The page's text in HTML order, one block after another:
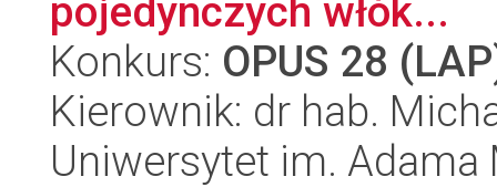
pojedynczych włók...
Konkurs: OPUS 28
Kierownik: dr hab.
Uniwersytet im.